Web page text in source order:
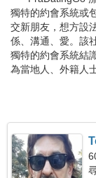
獨特的約會系統或
交新朋友，想方設
係、溝通、愛。該
獨特的約會系統結
為當地人、外籍人